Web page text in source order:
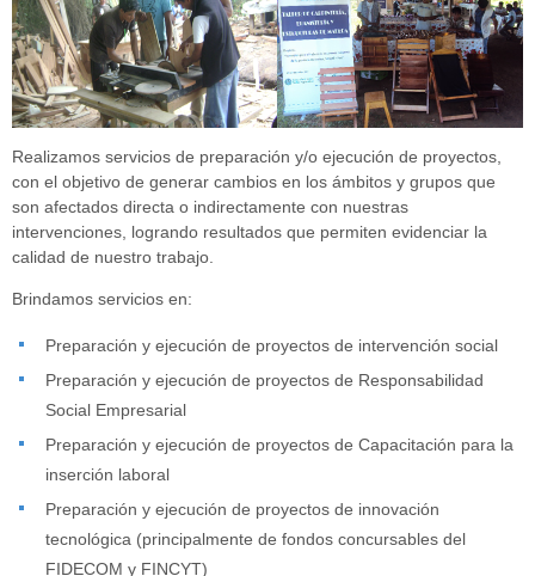
Realizamos servicios de preparación y/o ejecución de proyectos,
con el objetivo de generar cambios en los ámbitos y grupos que
son afectados directa o indirectamente con nuestras
intervenciones, logrando resultados que permiten evidenciar la
calidad de nuestro trabajo.
Brindamos servicios en:
Preparación y ejecución de proyectos de intervención social
Preparación y ejecución de proyectos de Responsabilidad
Social Empresarial
Preparación y ejecución de proyectos de Capacitación para la
inserción laboral
Preparación y ejecución de proyectos de innovación
tecnológica (principalmente de fondos concursables del
FIDECOM y FINCYT)